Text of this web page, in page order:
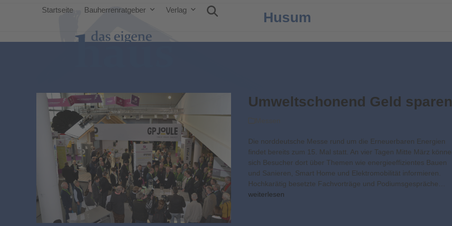
Startseite Bauherrenratgeber Verlag Husum
Umweltschonend Geld sparen
Die norddeutsche Messe rund um die Erneuerbaren Energien
findet bereits zum 15. Mal statt. An vier Tagen Mitte März
sich Besucher dort über Themen wie energieeffizientes Bauen
und Sanieren, Smart Home und Elektromobilität informieren.
Hochkarätig besetzte Fachvorträge und Podiumsgespräche…
weiterlesen